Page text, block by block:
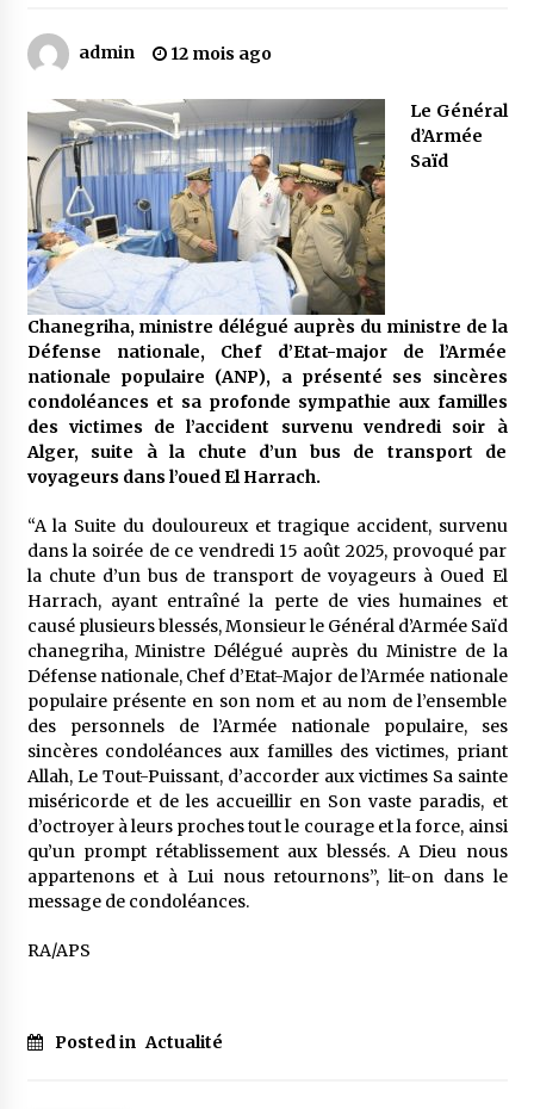
4 ans ago
Quand on va vite
5 ans ago
« Père, tiens-moi, je vais tomber ! »
5 ans ago
Le bouc de l’Au-delà
5 ans ago
algérien)
5 ans ago
Rencontre nocturne dans le désert (Un conte
touareg)
5 ans ago
Un conte targui/ Quand la tête est vide
5 ans ago
Tradition orale/ D’où viennent les contes et à
5 ans ago
admin 12 mois ago
Le Général
d’Armée
Saïd
Chanegriha, ministre délégué auprès du ministre de la
Défense nationale, Chef d’Etat-major de l’Armée
nationale populaire (ANP), a présenté ses sincères
condoléances et sa profonde sympathie aux familles
des victimes de l’accident survenu vendredi soir à
Alger, suite à la chute d’un bus de transport de
voyageurs dans l’oued El Harrach.
“A la Suite du douloureux et tragique accident, survenu
dans la soirée de ce vendredi 15 août 2025, provoqué par
la chute d’un bus de transport de voyageurs à Oued El
Harrach, ayant entraîné la perte de vies humaines et
causé plusieurs blessés, Monsieur le Général d’Armée Saïd
chanegriha, Ministre Délégué auprès du Ministre de la
Défense nationale, Chef d’Etat-Major de l’Armée nationale
populaire présente en son nom et au nom de l’ensemble
des personnels de l’Armée nationale populaire, ses
sincères condoléances aux familles des victimes, priant
Allah, Le Tout-Puissant, d’accorder aux victimes Sa sainte
miséricorde et de les accueillir en Son vaste paradis, et
d’octroyer à leurs proches tout le courage et la force, ainsi
qu’un prompt rétablissement aux blessés. A Dieu nous
appartenons et à Lui nous retournons”, lit-on dans le
message de condoléances.
RA/APS
Posted in Actualité